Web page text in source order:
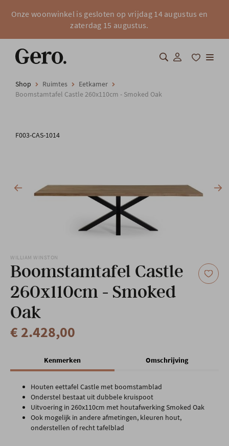
Onze woonwinkel is gesloten op vrijdag 14 augustus en
zaterdag 15 augustus.
Shop
Professionals
Shop Ruimtes
Eetkamer
Boomstamtafel Castle 260x110cm - Smoked Oak
F003-CAS-1014
WILLIAM WINSTON
Boomstamtafel Castle
260x110cm - Smoked
Oak
€ 2.428,00
Kenmerken Omschrijving
Houten eettafel Castle met boomstamblad
Onderstel bestaat uit dubbele kruispoot
Uitvoering in 260x110cm met houtafwerking Smoked Oak
Ook mogelijk in andere afmetingen, kleuren hout,
onderstellen of recht tafelblad